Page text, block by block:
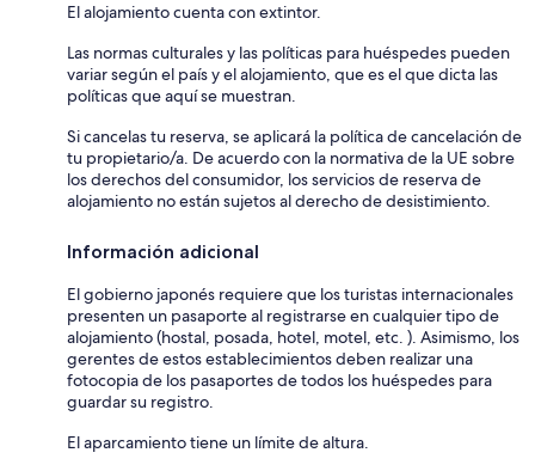
El alojamiento cuenta con extintor.
Las normas culturales y las políticas para huéspedes pueden
variar según el país y el alojamiento, que es el que dicta las
políticas que aquí se muestran.
Si cancelas tu reserva, se aplicará la política de cancelación de
tu propietario/a. De acuerdo con la normativa de la UE sobre
los derechos del consumidor, los servicios de reserva de
alojamiento no están sujetos al derecho de desistimiento.
Información adicional
El gobierno japonés requiere que los turistas internacionales
presenten un pasaporte al registrarse en cualquier tipo de
alojamiento (hostal, posada, hotel, motel, etc. ). Asimismo, los
gerentes de estos establecimientos deben realizar una
fotocopia de los pasaportes de todos los huéspedes para
guardar su registro.
El aparcamiento tiene un límite de altura.